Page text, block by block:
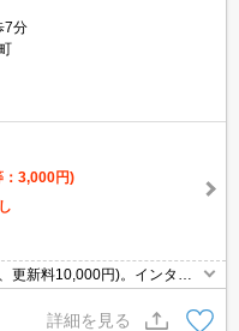
7分
：3,000円)
更新料10,000円)。インター
ち合わせ、物件ご案内可能。
歩7分！。買い物便利。
詳細を見る